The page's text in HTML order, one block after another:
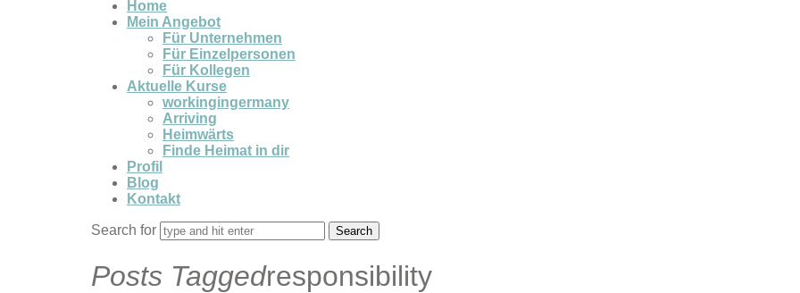
Home
Mein Angebot
Für Unternehmen
Für Einzelpersonen
Für Kollegen
Aktuelle Kurse
workingingermany
Arriving
Heimwärts
Finde Heimat in dir
Profil
Blog
Kontakt
Search for
Posts Taggedresponsibility